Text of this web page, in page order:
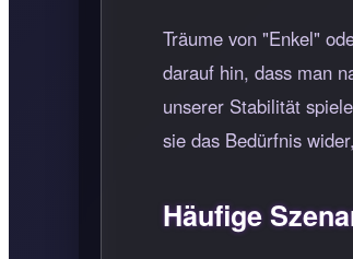
Träume von "Enkel"
darauf hin, dass man
unserer Stabilität
sie das Bedürfnis
Häufige